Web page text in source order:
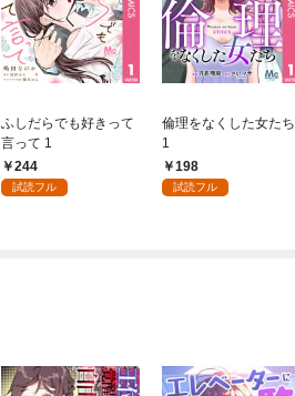
ふしだらでも好きって
言って 1
244
試読フル
倫理をなくした女たち
1
198
試読フル